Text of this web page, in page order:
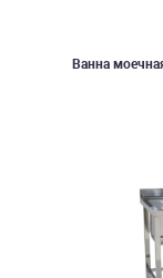
Ванна